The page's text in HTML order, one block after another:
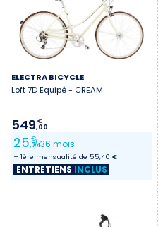
ELECTRA BICYCLE
Loft 7D Equipé - CREAM
549,00
€
25,74
€/ 36 mois
+ 1ère mensualité de 55,40 €
ENTRETIENS INCLUS